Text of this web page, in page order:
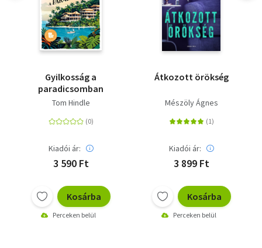
Gyilkosság a
paradicsomban
Tom Hindle
Kiadói ár:
3 590 Ft
Kosárba
Perceken belül
Átkozott örökség
Mészöly Ágnes
Kiadói ár:
3 899 Ft
Kosárba
Perceken belül